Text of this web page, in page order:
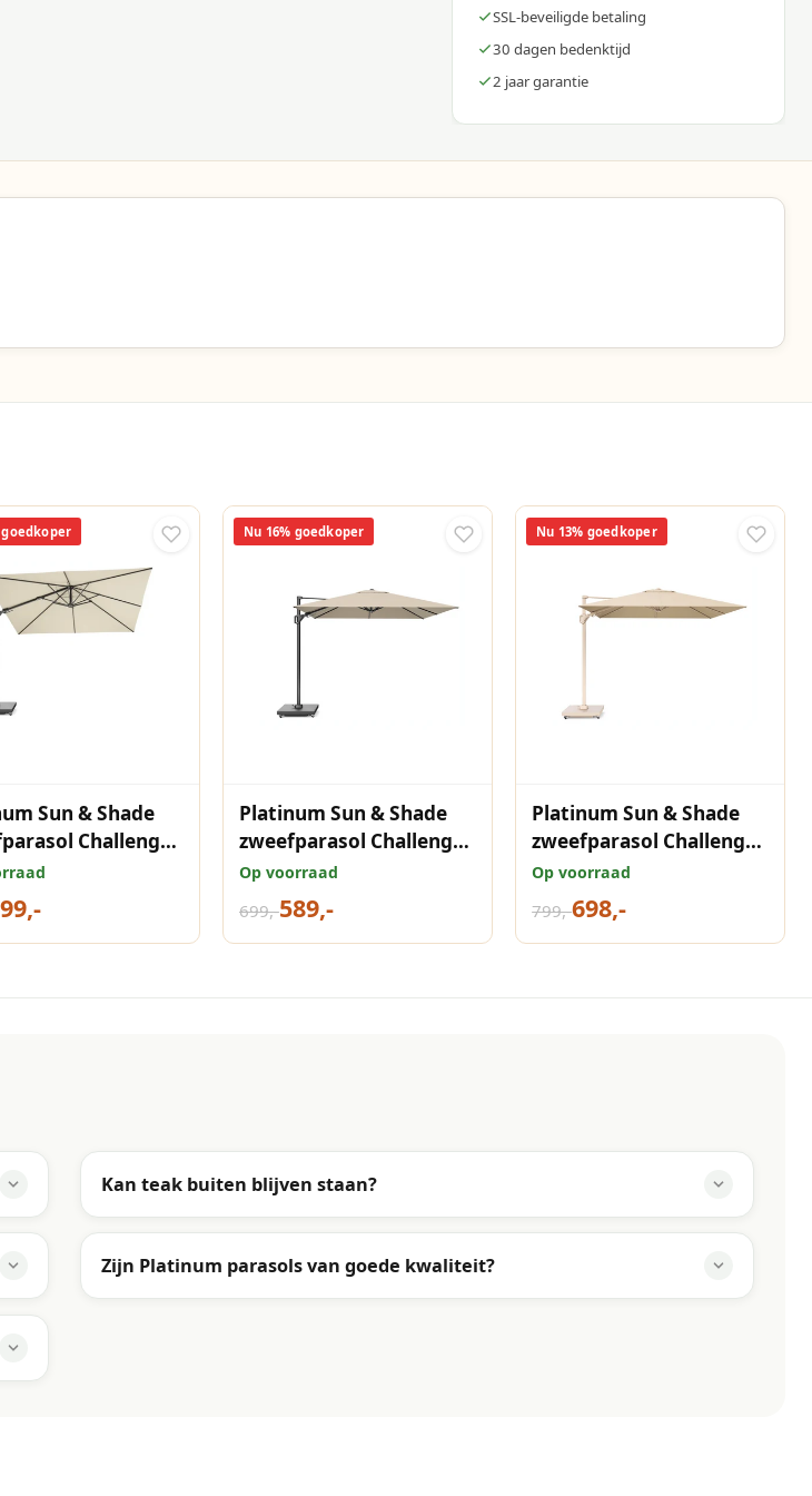
SSL-beveiligde betaling
30 dagen bedenktijd
2 jaar garantie
goedkoper
Sun & Shade
Challenger
300x300
Nu 16% goedkoper
Platinum Sun & Shade
zweefparasol Challenger
T² premium 350x260
Champagne.
Op voorraad
699,-589,-
Nu 13% goedkoper
Platinum Sun & Shade
zweefparasol Challenger
T² Sandstone frame,
300x300 Champagne
Op voorraad
799,-698,-
Kan teak buiten blijven staan?
Zijn Platinum parasols van goede kwaliteit?